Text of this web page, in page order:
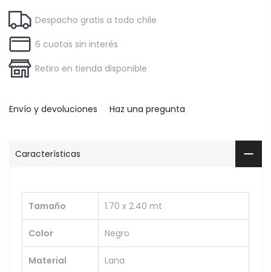
Despacho gratis a todo chile
6 cuotas sin interés
Retiro en tienda disponible
Envío y devoluciones Haz una pregunta
Características
Tamaño 1.70 x 2.40 mt
Color Negro
Material Lana